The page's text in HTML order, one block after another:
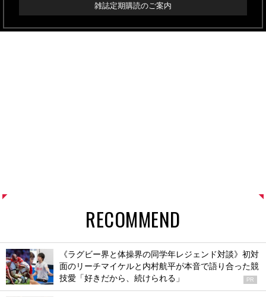
雑誌定期購読のご案内
RECOMMEND
《ラグビー界と体操界の同学年レジェンド対談》初対
面のリーチマイケルと内村航平が本音で語り合った競
技愛「好きだから、続けられる」
PR